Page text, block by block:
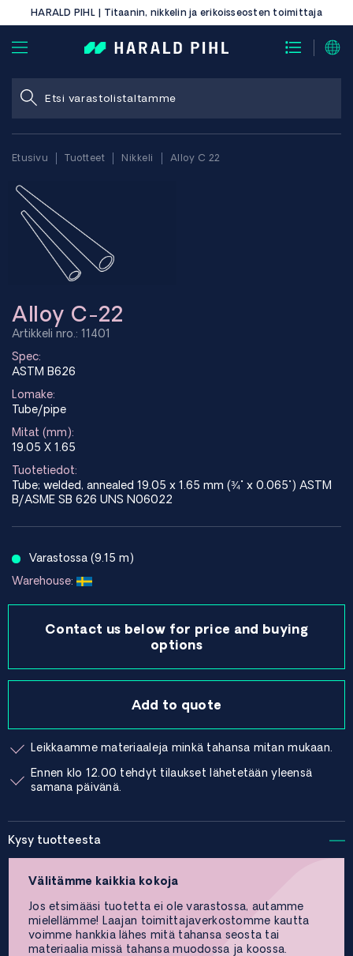
HARALD PIHL | Titaanin, nikkelin ja erikoisseosten toimittaja
Etusivu Tuotteet Nikkeli Alloy C 22
Alloy C-22
Artikkeli nro.: 11401
Spec:
ASTM B626
Lomake:
Tube/pipe
Mitat (mm):
19.05 X 1.65
Tuotetiedot:
Tube; welded, annealed 19.05 x 1.65 mm (¾" x 0.065") ASTM
B/ASME SB 626 UNS N06022
Varastossa (9.15 m)
Warehouse:
Contact us below for price and buying
options
Add to quote
Leikkaamme materiaaleja minkä tahansa mitan mukaan.
Ennen klo 12.00 tehdyt tilaukset lähetetään yleensä
samana päivänä.
Kysy tuotteesta
Välitämme kaikkia kokoja
Jos etsimääsi tuotetta ei ole varastossa, autamme
mielellämme! Laajan toimittajaverkostomme kautta
voimme hankkia lähes mitä tahansa seosta tai
materiaalia missä tahansa muodossa ja koossa.